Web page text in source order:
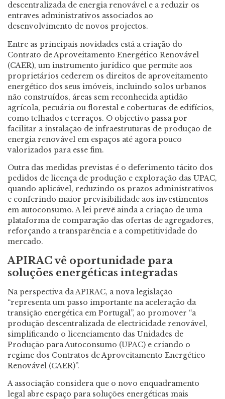
descentralizada de energia renovável e a reduzir os
entraves administrativos associados ao
desenvolvimento de novos projectos.
Entre as principais novidades está a criação do
Contrato de Aproveitamento Energético Renovável
(CAER), um instrumento jurídico que permite aos
proprietários cederem os direitos de aproveitamento
energético dos seus imóveis, incluindo solos urbanos
não construídos, áreas sem reconhecida aptidão
agrícola, pecuária ou florestal e coberturas de edifícios,
como telhados e terraços. O objectivo passa por
facilitar a instalação de infraestruturas de produção de
energia renovável em espaços até agora pouco
valorizados para esse fim.
Outra das medidas previstas é o deferimento tácito dos
pedidos de licença de produção e exploração das UPAC,
quando aplicável, reduzindo os prazos administrativos
e conferindo maior previsibilidade aos investimentos
em autoconsumo. A lei prevê ainda a criação de uma
plataforma de comparação das ofertas de agregadores,
reforçando a transparência e a competitividade do
mercado.
APIRAC vê oportunidade para
soluções energéticas integradas
Na perspectiva da APIRAC, a nova legislação
“representa um passo importante na aceleração da
transição energética em Portugal”, ao promover “a
produção descentralizada de electricidade renovável,
simplificando o licenciamento das Unidades de
Produção para Autoconsumo (UPAC) e criando o
regime dos Contratos de Aproveitamento Energético
Renovável (CAER)”.
A associação considera que o novo enquadramento
legal abre espaço para soluções energéticas mais